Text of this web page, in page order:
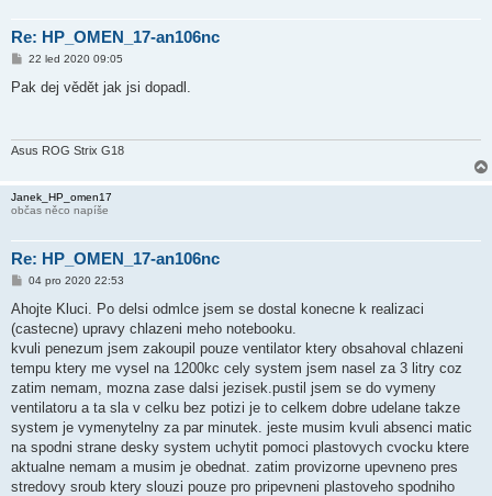
Re: HP_OMEN_17-an106nc
P
í
e
22 led 2020 09:05
Pak dej vědět jak jsi dopadl.
Asus ROG Strix G18
Janek_HP_omen17
občas něco napíše
Re: HP_OMEN_17-an106nc
P
í
p
ě
e
k
04 pro 2020 22:53
Ahojte Kluci. Po delsi odmlce jsem se dostal konecne k realizaci
(castecne) upravy chlazeni meho notebooku.
kvuli penezum jsem zakoupil pouze ventilator ktery obsahoval chlazeni
tempu ktery me vysel na 1200kc cely system jsem nasel za 3 litry coz
zatim nemam, mozna zase dalsi jezisek.pustil jsem se do vymeny
ventilatoru a ta sla v celku bez potizi je to celkem dobre udelane takze
system je vymenytelny za par minutek. jeste musim kvuli absenci matic
na spodni strane desky system uchytit pomoci plastovych cvocku ktere
aktualne nemam a musim je obednat. zatim provizorne upevneno pres
stredovy sroub ktery slouzi pouze pro pripevneni plastoveho spodniho